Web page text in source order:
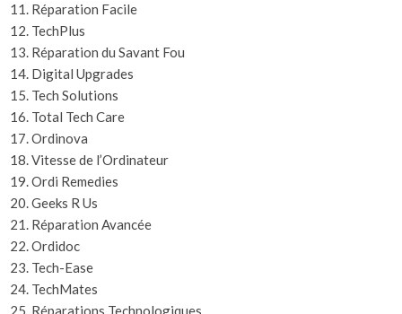
Réparation Facile
TechPlus
Réparation du Savant Fou
Digital Upgrades
Tech Solutions
Total Tech Care
Ordinova
Vitesse de l’Ordinateur
Ordi Remedies
Geeks R Us
Réparation Avancée
Ordidoc
Tech-Ease
TechMates
Réparations Technologiques